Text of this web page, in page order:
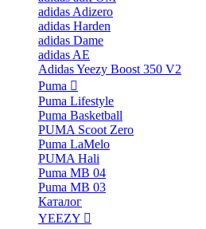
adidas Adizero
adidas Harden
adidas Dame
adidas AE
Adidas Yeezy Boost 350 V2
Puma
Puma Lifestyle
Puma Basketball
PUMA Scoot Zero
Puma LaMelo
PUMA Hali
Puma MB 04
Puma MB 03
Каталог
YEEZY